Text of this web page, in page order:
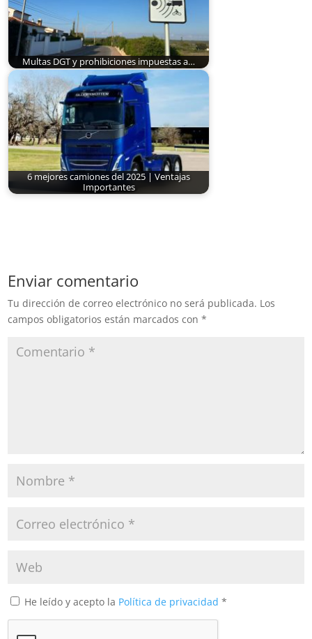
Multas DGT y prohibiciones impuestas a…
6 mejores camiones del 2025 | Ventajas
Importantes
Enviar comentario
Tu dirección de correo electrónico no será publicada. Los
campos obligatorios están marcados con*
He leído y acepto la Política de privacidad*